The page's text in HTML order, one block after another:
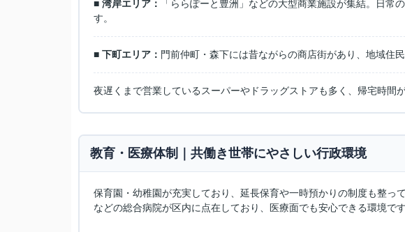
■ 湾岸エリア：
「ららぽーと豊洲」などの大型商業施設が集結。日常
す。
■ 下町エリア： 門前仲町・森下には昔ながらの商店街があり、地域住
夜遅くまで営業しているスーパーやドラッグストアも多く、帰宅時間
教育・医療体制｜共働き世帯にやさしい行政環境
保育園・幼稚園が充実しており、延長保育や一時預かりの制度も整っ
などの総合病院が区内に点在しており、医療面でも安心できる環境です